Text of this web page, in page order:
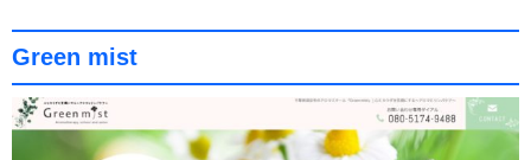
Green mist